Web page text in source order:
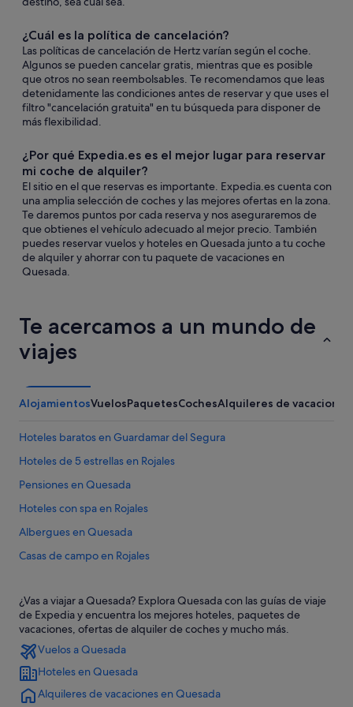
¿Cuál es la política de cancelación?
Las políticas de cancelación de Hertz varían según el coche.
Algunos se pueden cancelar gratis, mientras que es posible
que otros no sean reembolsables. Te recomendamos que leas
detenidamente las condiciones antes de reservar y que uses el
filtro "cancelación gratuita" en tu búsqueda para disponer de
más flexibilidad.
¿Por qué Expedia.es es el mejor lugar para reservar
mi coche de alquiler?
El sitio en el que reservas es importante. Expedia.es cuenta con
una amplia selección de coches y las mejores ofertas en la zona.
Te daremos puntos por cada reserva y nos aseguraremos de
que obtienes el vehículo adecuado al mejor precio. También
puedes reservar vuelos y hoteles en Quesada junto a tu coche
de alquiler y ahorrar con tu paquete de vacaciones en
Quesada.
Te acercamos a un mundo de
viajes
AlojamientosVuelosPaquetesCochesAlquileres de vacaciones
Hoteles baratos en Guardamar del Segura
Hoteles de 5 estrellas en Rojales
Pensiones en Quesada
Hoteles con spa en Rojales
Albergues en Quesada
Casas de campo en Rojales
Hoteles en la playa en Rojales
Quesada hoteles
Pensiones en Benijófar
Independent hoteles en Rojales
Residences en Formentera del Segura
¿Vas a viajar a Quesada? Explora Quesada con las guías de viaje
de Expedia y encuentra los mejores hoteles, paquetes de
vacaciones, ofertas de alquiler de coches y mucho más.
Vuelos a Quesada
Hoteles en Quesada
Alquileres de vacaciones en Quesada